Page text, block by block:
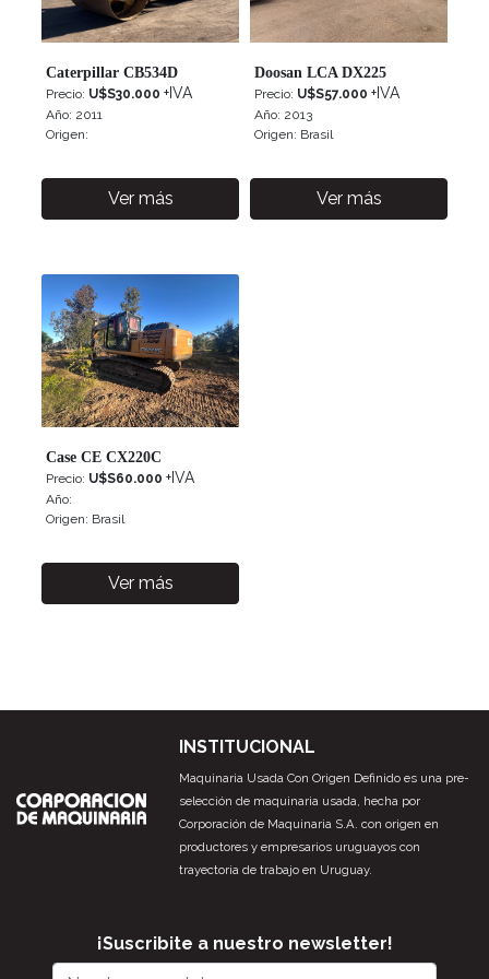
2013
Potencia
Horas
de
uso
Caterpillar CB534D
Precio: U$S30.000 +IVA
Año: 2011
Origen:
Ver más
Doosan LCA DX225
Precio: U$S57.000 +IVA
Año: 2013
Origen: Brasil
Ver más
Case CE CX220C
Precio: U$S60.000 +IVA
Año:
Origen: Brasil
Ver más
INSTITUCIONAL
Maquinaria Usada Con Origen Definido es una pre-
selección de maquinaria usada, hecha por
Corporación de Maquinaria S.A. con origen en
productores y empresarios uruguayos con
trayectoria de trabajo en Uruguay.
¡Suscribite a nuestro newsletter!